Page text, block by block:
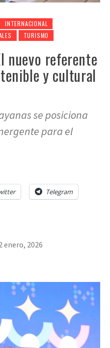
INTERNACIONAL
TURISMO
nuevo referente
y cultural
se posiciona
para el
Telegram
enero, 2026